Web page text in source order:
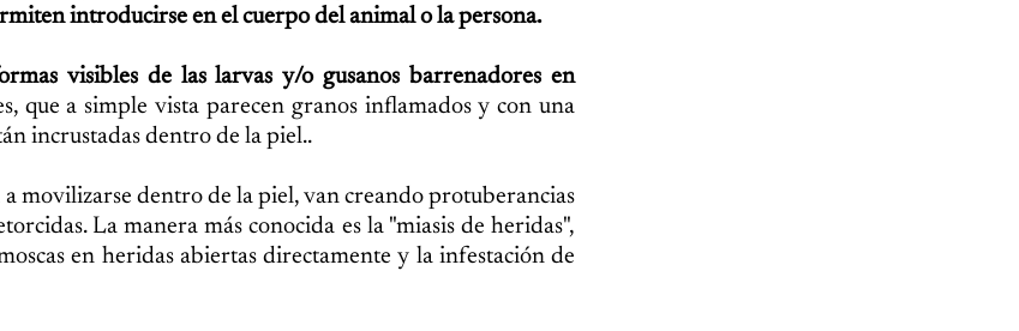
introducirse en el cuerpo del animal o la persona.
visibles de las larvas y/o gusanos barrenadores en
que a simple vista parecen granos inflamados y con una
incrustadas dentro de la piel..
movilizarse dentro de la piel, van creando protuberancias
La manera más conocida es la "miasis de heridas",
en heridas abiertas directamente y la infestación de